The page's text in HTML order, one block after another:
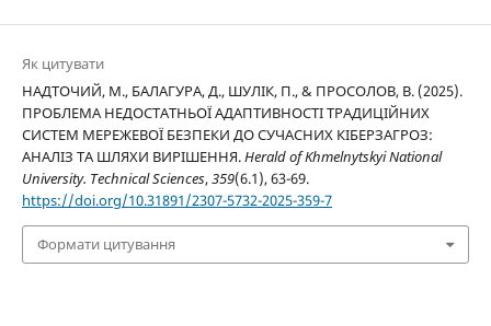
Як цитувати
НАДТОЧИЙ, М., БАЛАГУРА, Д., ШУЛІК, П., & ПРОСОЛОВ, В. (2025).
ПРОБЛЕМА НЕДОСТАТНЬОЇ АДАПТИВНОСТІ ТРАДИЦІЙНИХ
СИСТЕМ МЕРЕЖЕВОЇ БЕЗПЕКИ ДО СУЧАСНИХ КІБЕРЗАГРОЗ:
АНАЛІЗ ТА ШЛЯХИ ВИРІШЕННЯ.Herald of Khmelnytskyi National
University. Technical Sciences,359(6.1), 63-69.
https://doi.org/10.31891/2307-5732-2025-359-7
Формати цитування